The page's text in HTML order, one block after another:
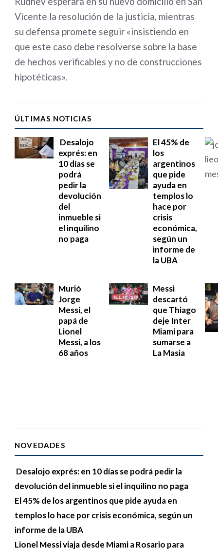
Vicente la resolución de la justicia, mientras
su defensa promete seguir «insistiendo en
que este caso debe resolverse sobre la base
de hechos verificables y no de construcciones
hipotéticas».
ÚLTIMAS NOTICIAS
Desalojo
exprés: en
10 días se
podrá
pedir la
devolución
del
inmueble si
el inquilino
no paga
El 45% de
los
argentinos
que pide
ayuda en
templos lo
hace por
crisis
económica,
según un
informe de
la UBA
Murió
Jorge
Messi, el
papá de
Lionel
Messi, a los
68 años
Messi
descartó
que Thiago
deje Inter
Miami para
sumarse a
La Masia
NOVEDADES
Desalojo exprés: en 10 días se podrá pedir la
devolución del inmueble si el inquilino no paga
El 45% de los argentinos que pide ayuda en
templos lo hace por crisis económica, según un
informe de la UBA
Lionel Messi viaja desde Miami a Rosario para